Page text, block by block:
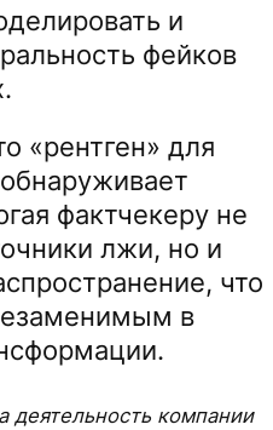
и
фейков
«рентген» для
фактчекеру не
лжи, но и
что
в
деятельность компании